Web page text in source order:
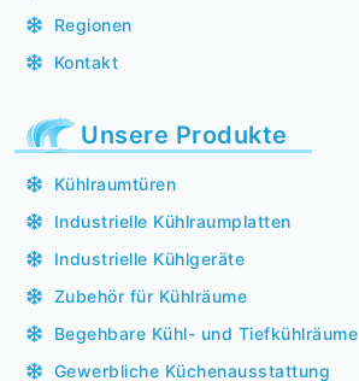
Regionen
Kontakt
Unsere Produkte
Kühlraumtüren
Industrielle Kühlraumplatten
Industrielle Kühlgeräte
Zubehör für Kühlräume
Begehbare Kühl- und Tiefkühlräume
Gewerbliche Küchenausstattung